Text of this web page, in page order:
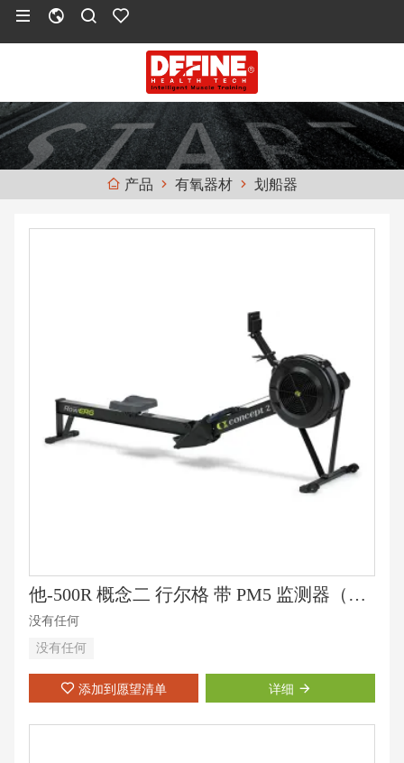
产品 有氧器材 划船器
他-500R 概念二 行尔格 带 PM5 监测器（黑色）
没有任何
没有任何
添加到愿望清单 详细